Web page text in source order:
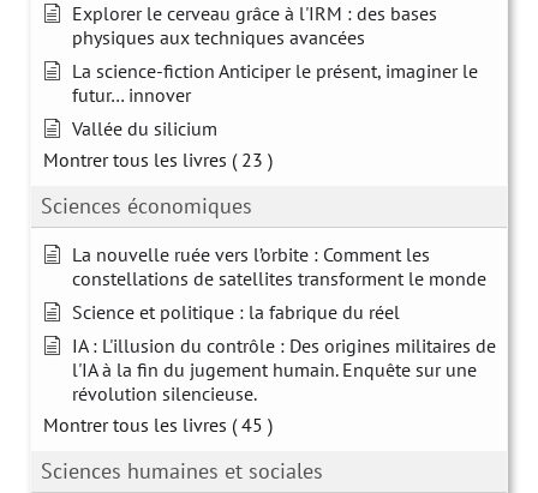
Explorer le cerveau grâce à l'IRM : des bases
physiques aux techniques avancées
La science-fiction Anticiper le présent, imaginer le
futur… innover
Vallée du silicium
Montrer tous les livres ( 23 )
Sciences économiques
La nouvelle ruée vers l’orbite : Comment les
constellations de satellites transforment le monde
Science et politique : la fabrique du réel
IA : L'illusion du contrôle : Des origines militaires de
l'IA à la fin du jugement humain. Enquête sur une
révolution silencieuse.
Montrer tous les livres ( 45 )
Sciences humaines et sociales